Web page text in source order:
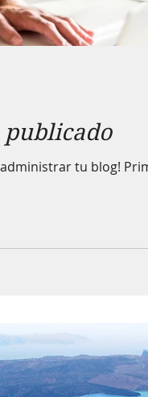
tu blog!